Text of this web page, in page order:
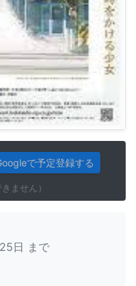
で予定登録する
ません）
日 まで